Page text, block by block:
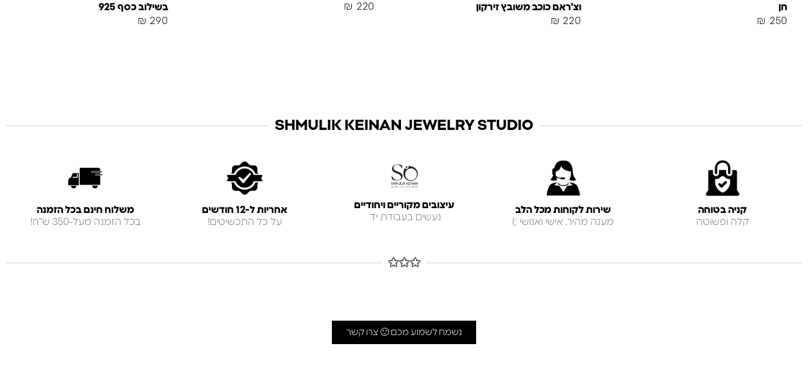
חן
₪ 250
וצ'ראם כוכב משובץ זירקון
₪ 220
₪ 220
בשילוב כסף 925
₪ 290
SHMULIK KEINAN JEWELRY STUDIO
קניה בטוחה
קלה ופשוטה
שירות לקוחות מכל הלב
מענה מהיר, אישי ואנושי :)
עיצובים מקוריים ויחודיים
נעשים בעבודת יד
אחריות ל-12 חודשים
על כל התכשיטים!
משלוח חינם בכל הזמנה
בכל הזמנה מעל-350 ש"ח!
✩✩✩
נשמח לשמוע מכם 🙂 צרו קשר